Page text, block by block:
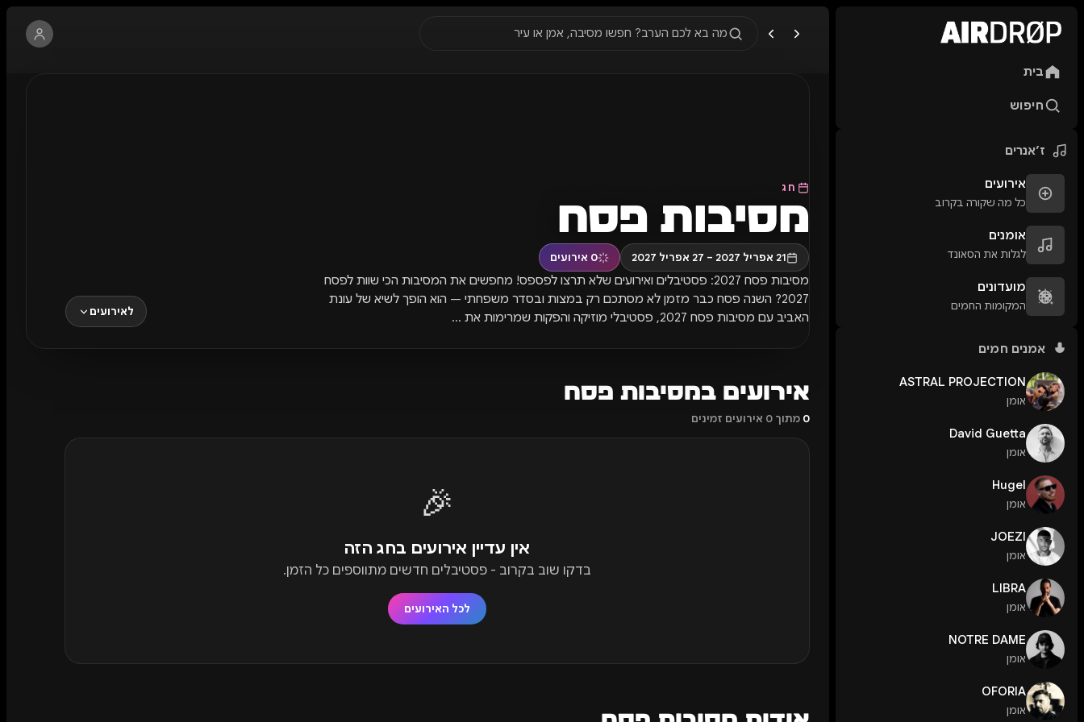
בית
חיפוש
ז׳אנרים
אירועים
כל מה שקורה בקרוב
אומנים
לגלות את הסאונד
מועדונים
המקומות החמים
אמנים חמים
ASTRAL PROJECTION
אומן
David Guetta
אומן
Hugel
אומן
JOEZI
אומן
LIBRA
אומן
NOTRE DAME
אומן
OFORIA
אומן
מה בא לכם הערב? חפשו מסיבה, אמן או עיר
חג
מסיבות פסח
21 אפריל 2027 – 27 אפריל 2027 0 אירועים
מסיבות פסח 2027: פסטיבלים ואירועים שלא תרצו לפספס! מחפשים את המסיבות הכי שוות לפסח
2027? השנה פסח כבר מזמן לא מסתכם רק במצות ובסדר משפחתי — הוא הופך לשיא של עונת
האביב עם מסיבות פסח 2027, פסטיבלי מוזיקה והפקות שמרימות את …
לאירועים
אירועים במסיבות פסח
0 מתוך 0 אירועים זמינים
🎉
אין עדיין אירועים בחג הזה
בדקו שוב בקרוב - פסטיבלים חדשים מתווספים כל הזמן.
לכל האירועים